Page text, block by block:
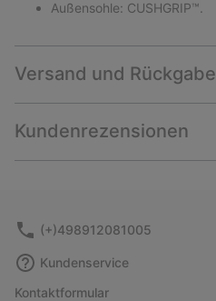
Außensohle: CUSHGRIP™.
Versand und Rückgabe
Kundenrezensionen
(+)498912081005
Kundenservice
Kontaktformular